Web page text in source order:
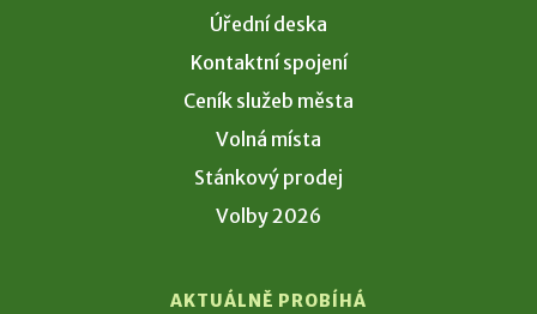
Úřední deska
Kontaktní spojení
Ceník služeb města
Volná místa
Stánkový prodej
Volby 2026
AKTUÁLNĚ PROBÍHÁ